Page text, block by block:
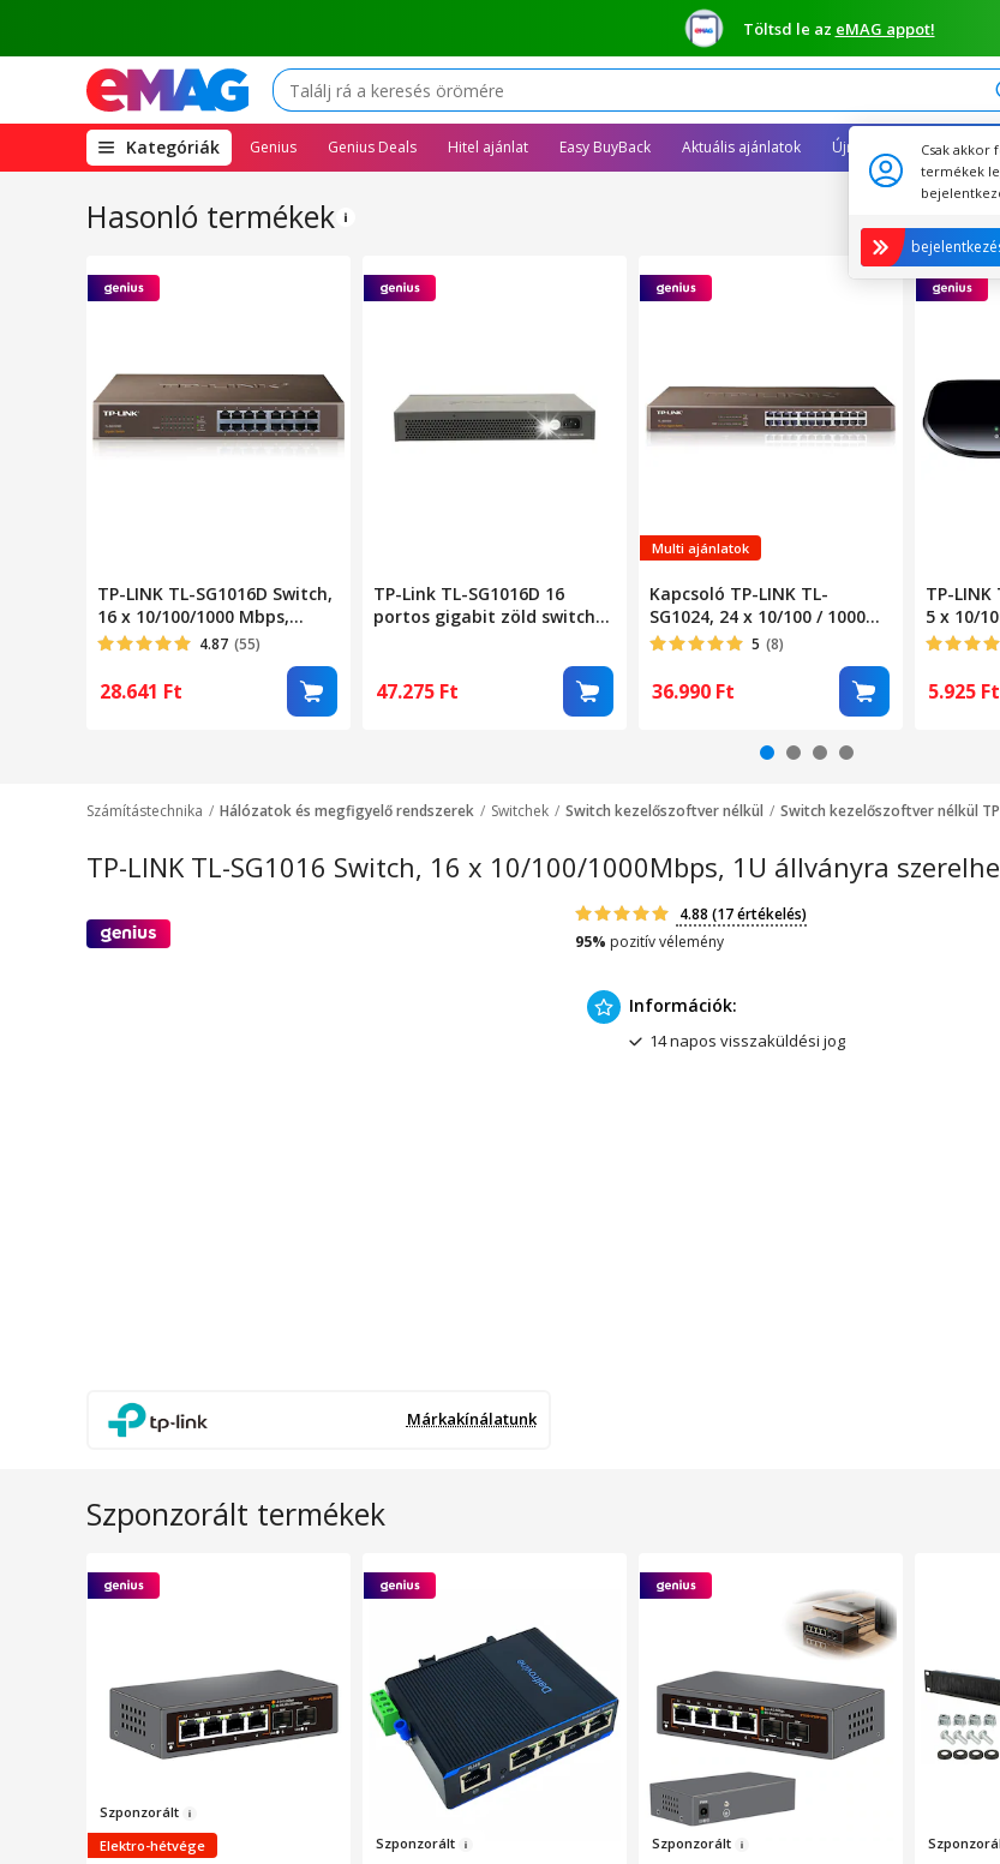
Töltsd le az eMAG appot!
Kategóriák(open
megamenu)
Genius Genius Deals Hitel ajánlat Easy BuyBack Aktuális ajánlatok Újracsomagolt termékek
Hasonló termékek
TP-LINK TL-SG1016D Switch,
16 x 10/100/1000 Mbps,
Asztali/rackbe szerelhető
4.87 (55)
28.641 Ft
TP-Link TL-SG1016D 16
portos gigabit zöld switch
47.275 Ft
Multi ajánlatok
Kapcsoló TP-LINK TL-
SG1024, 24 x 10/100 / 1000
Mbps, rackbe szerelhető 1U
5 (8)
36.990 Ft
TP-LINK
5 x 10/
5.925 Ft
Számítástechnika Hálózatok és megfigyelő rendszerek Switchek Switch kezelőszoftver nélkül Switch kezelőszoftver nélkül
TP-LINK TL-SG1016 Switch, 16 x 10/100/1000Mbps, 1U állványra
Márkakínálatunk
4.88 (17 értékelés)
95% pozitív vélemény
Információk:
14 napos visszaküldési jog
Szponzorált termékek
Szponzorált
Elektro-hétvége
Szponzorált Szponzorált Szponzorá
Csak akkor
termékek